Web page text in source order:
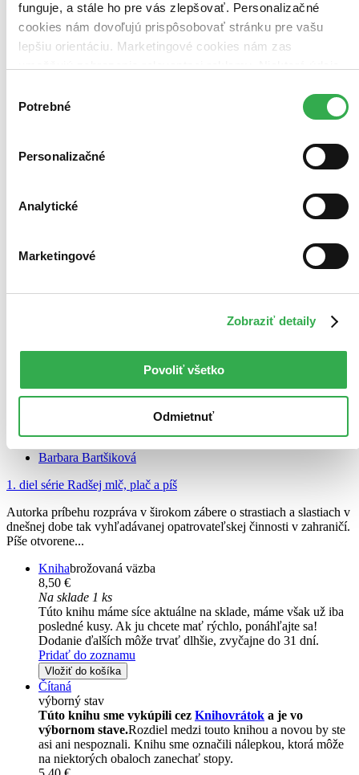
funguje, a stále ho pre vás zlepšovať. Personalizačné
cookies nám dovoľujú prispôsobovať stránku pre vašu
lepšiu orientáciu. Marketingové cookies nám zas
keby sme mohli používať všetky tieto cookies. Ďakujeme!
súhlasu
Potrebné
Personalizačné
Analytické
Marketingové
Zobraziť detaily
Povoliť všetko
Odmietnuť
Barbara Bartšiková
1. diel série Radšej mlč, plač a píš
Autorka príbehu rozpráva v širokom zábere o strastiach a slastiach v
dnešnej dobe tak vyhľadávanej opatrovateľskej činnosti v zahraničí.
Píše otvorene...
Knihabrožovaná väzba
8,50 €
Na sklade 1 ks
Túto knihu máme síce aktuálne na sklade, máme však už iba
posledné kusy. Ak ju chcete mať rýchlo, ponáhľajte sa!
Dodanie ďalších môže trvať dlhšie, zvyčajne do 31 dní.
Pridať do zoznamu
Vložiť do košíka
Čítaná
výborný stav
Túto knihu sme vykúpili cez Knihovrátok a je vo
výbornom stave.Rozdiel medzi touto knihou a novou by ste
asi ani nespoznali. Knihu sme označili nálepkou, ktorá môže
na niektorých obaloch zanechať stopy.